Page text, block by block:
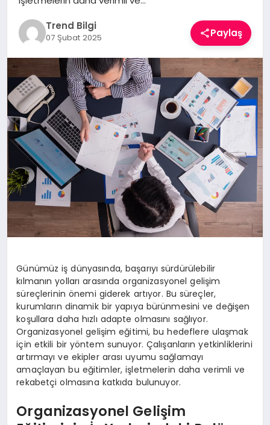
Trend Bilgi
07 Şubat 2025 Paylaş
Günümüz iş dünyasında, başarıyı sürdürülebilir
kılmanın yolları arasında organizasyonel gelişim
süreçlerinin önemi giderek artıyor. Bu süreçler,
kurumların dinamik bir yapıya bürünmesini ve değişen
koşullara daha hızlı adapte olmasını sağlıyor.
Organizasyonel gelişim eğitimi, bu hedeflere ulaşmak
için etkili bir yöntem sunuyor. Çalışanların yetkinliklerini
artırmayı ve ekipler arası uyumu sağlamayı
amaçlayan bu eğitimler, işletmelerin daha verimli ve
rekabetçi olmasına katkıda bulunuyor.
Organizasyonel Gelişim